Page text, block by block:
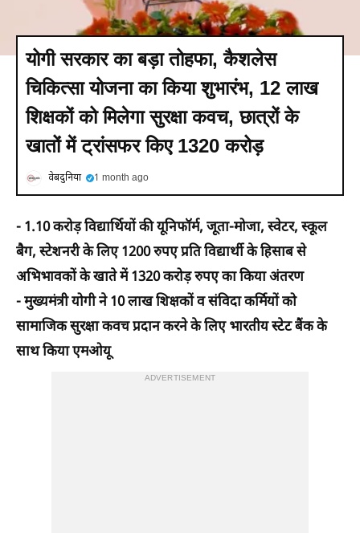
योगी सरकार का बड़ा तोहफा, कैशलेस
चिकित्सा योजना का किया शुभारंभ, 12 लाख
शिक्षकों को मिलेगा सुरक्षा कवच, छात्रों के
खातों में ट्रांसफर किए 1320 करोड़
वेबदुनिया 1 month ago
- 1.10 करोड़ विद्यार्थियों की यूनिफॉर्म, जूता-मोजा, स्वेटर, स्कूल
बैग, स्टेशनरी के लिए 1200 रुपए प्रति विद्यार्थी के हिसाब से
अभिभावकों के खाते में 1320 करोड़ रुपए का किया अंतरण
- मुख्यमंत्री योगी ने 10 लाख शिक्षकों व संविदा कर्मियों को
सामाजिक सुरक्षा कवच प्रदान करने के लिए भारतीय स्टेट बैंक के
साथ किया एमओयू
ADVERTISEMENT